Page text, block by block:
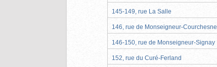
145-149, rue La Salle
146, rue de Monseigneur-Courchesne
146-150, rue de Monseigneur-Signay
152, rue du Curé-Ferland